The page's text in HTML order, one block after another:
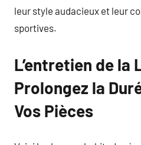
leur style audacieux et leur
sportives.
L’entretien de la
Prolongez la
Vos Pièces